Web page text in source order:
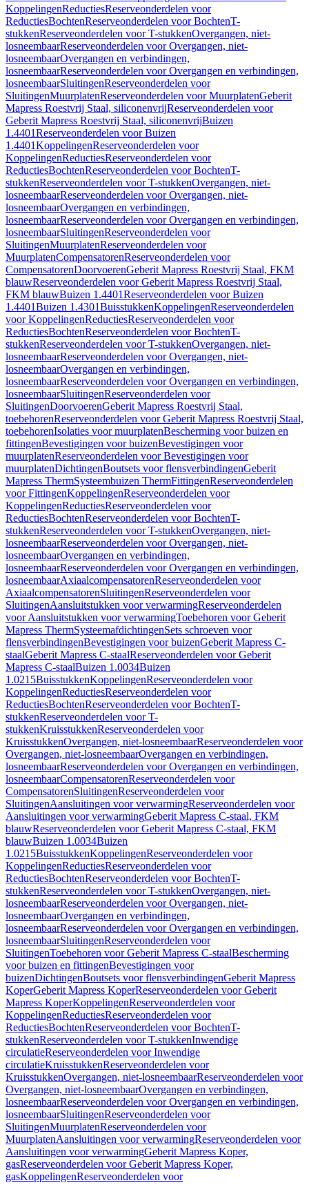
KoppelingenReductiesReserveonderdelen voor
ReductiesBochtenReserveonderdelen voor BochtenT-
stukkenReserveonderdelen voor T-stukkenOvergangen, niet-
losneembaarReserveonderdelen voor Overgangen, niet-
losneembaarOvergangen en verbindingen,
losneembaarReserveonderdelen voor Overgangen en verbindingen,
losneembaarSluitingenReserveonderdelen voor
SluitingenMuurplatenReserveonderdelen voor MuurplatenGeberit
Mapress Roestvrij Staal, siliconenvrijReserveonderdelen voor
Geberit Mapress Roestvrij Staal, siliconenvrijBuizen
1.4401Reserveonderdelen voor Buizen
1.4401KoppelingenReserveonderdelen voor
KoppelingenReductiesReserveonderdelen voor
ReductiesBochtenReserveonderdelen voor BochtenT-
stukkenReserveonderdelen voor T-stukkenOvergangen, niet-
losneembaarReserveonderdelen voor Overgangen, niet-
losneembaarOvergangen en verbindingen,
losneembaarReserveonderdelen voor Overgangen en verbindingen,
losneembaarSluitingenReserveonderdelen voor
SluitingenMuurplatenReserveonderdelen voor
MuurplatenCompensatorenReserveonderdelen voor
CompensatorenDoorvoerenGeberit Mapress Roestvrij Staal, FKM
blauwReserveonderdelen voor Geberit Mapress Roestvrij Staal,
FKM blauwBuizen 1.4401Reserveonderdelen voor Buizen
1.4401Buizen 1.4301BuisstukkenKoppelingenReserveonderdelen
voor KoppelingenReductiesReserveonderdelen voor
ReductiesBochtenReserveonderdelen voor BochtenT-
stukkenReserveonderdelen voor T-stukkenOvergangen, niet-
losneembaarReserveonderdelen voor Overgangen, niet-
losneembaarOvergangen en verbindingen,
losneembaarReserveonderdelen voor Overgangen en verbindingen,
losneembaarSluitingenReserveonderdelen voor
SluitingenDoorvoerenGeberit Mapress Roestvrij Staal,
toebehorenReserveonderdelen voor Geberit Mapress Roestvrij Staal,
toebehorenIsolaties voor muurplatenBescherming voor buizen en
fittingenBevestigingen voor buizenBevestigingen voor
muurplatenReserveonderdelen voor Bevestigingen voor
muurplatenDichtingenBoutsets voor flensverbindingenGeberit
Mapress ThermSysteembuizen ThermFittingenReserveonderdelen
voor FittingenKoppelingenReserveonderdelen voor
KoppelingenReductiesReserveonderdelen voor
ReductiesBochtenReserveonderdelen voor BochtenT-
stukkenReserveonderdelen voor T-stukkenOvergangen, niet-
losneembaarReserveonderdelen voor Overgangen, niet-
losneembaarOvergangen en verbindingen,
losneembaarReserveonderdelen voor Overgangen en verbindingen,
losneembaarAxiaalcompensatorenReserveonderdelen voor
AxiaalcompensatorenSluitingenReserveonderdelen voor
SluitingenAansluitstukken voor verwarmingReserveonderdelen
voor Aansluitstukken voor verwarmingToebehoren voor Geberit
Mapress ThermSysteemafdichtingenSets schroeven voor
flensverbindingenBevestigingen voor buizenGeberit Mapress C-
staalGeberit Mapress C-staalReserveonderdelen voor Geberit
Mapress C-staalBuizen 1.0034Buizen
1.0215BuisstukkenKoppelingenReserveonderdelen voor
KoppelingenReductiesReserveonderdelen voor
ReductiesBochtenReserveonderdelen voor BochtenT-
stukkenReserveonderdelen voor T-
stukkenKruisstukkenReserveonderdelen voor
KruisstukkenOvergangen, niet-losneembaarReserveonderdelen voor
Overgangen, niet-losneembaarOvergangen en verbindingen,
losneembaarReserveonderdelen voor Overgangen en verbindingen,
losneembaarCompensatorenReserveonderdelen voor
CompensatorenSluitingenReserveonderdelen voor
SluitingenAansluitingen voor verwarmingReserveonderdelen voor
Aansluitingen voor verwarmingGeberit Mapress C-staal, FKM
blauwReserveonderdelen voor Geberit Mapress C-staal, FKM
blauwBuizen 1.0034Buizen
1.0215BuisstukkenKoppelingenReserveonderdelen voor
KoppelingenReductiesReserveonderdelen voor
ReductiesBochtenReserveonderdelen voor BochtenT-
stukkenReserveonderdelen voor T-stukkenOvergangen, niet-
losneembaarReserveonderdelen voor Overgangen, niet-
losneembaarOvergangen en verbindingen,
losneembaarReserveonderdelen voor Overgangen en verbindingen,
losneembaarSluitingenReserveonderdelen voor
SluitingenToebehoren voor Geberit Mapress C-staalBescherming
voor buizen en fittingenBevestigingen voor
buizenDichtingenBoutsets voor flensverbindingenGeberit Mapress
KoperGeberit Mapress KoperReserveonderdelen voor Geberit
Mapress KoperKoppelingenReserveonderdelen voor
KoppelingenReductiesReserveonderdelen voor
ReductiesBochtenReserveonderdelen voor BochtenT-
stukkenReserveonderdelen voor T-stukkenInwendige
circulatieReserveonderdelen voor Inwendige
circulatieKruisstukkenReserveonderdelen voor
KruisstukkenOvergangen, niet-losneembaarReserveonderdelen voor
Overgangen, niet-losneembaarOvergangen en verbindingen,
losneembaarReserveonderdelen voor Overgangen en verbindingen,
losneembaarSluitingenReserveonderdelen voor
SluitingenMuurplatenReserveonderdelen voor
MuurplatenAansluitingen voor verwarmingReserveonderdelen voor
Aansluitingen voor verwarmingGeberit Mapress Koper,
gasReserveonderdelen voor Geberit Mapress Koper,
gasKoppelingenReserveonderdelen voor